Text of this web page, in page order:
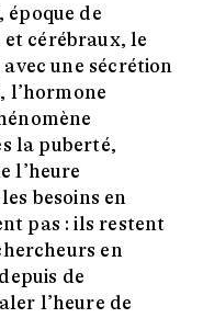
de
cérébraux, le
une sécrétion
l’hormone
la puberté,
l’heure
besoins en
pas : ils restent
en
de
l’heure de